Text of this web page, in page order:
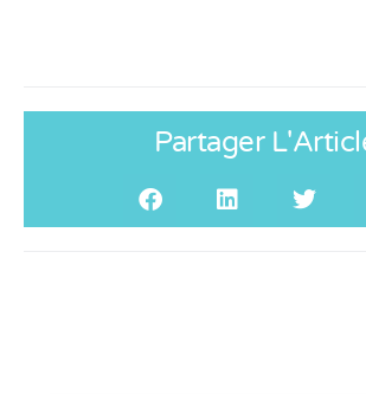
Partager